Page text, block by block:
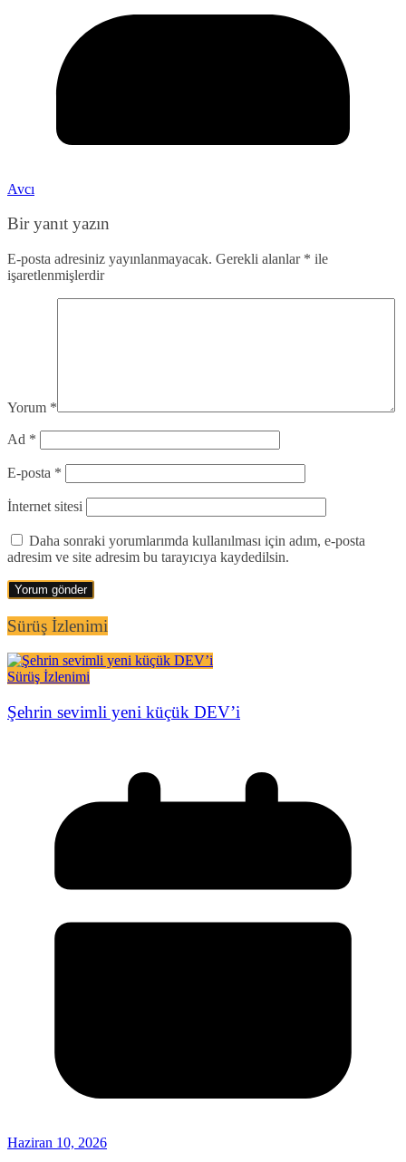
Avcı
Bir yanıt yazın
E-posta adresiniz yayınlanmayacak. Gerekli alanlar * ile
işaretlenmişlerdir
Yorum *
Ad *
E-posta *
İnternet sitesi
Daha sonraki yorumlarımda kullanılması için adım, e-posta
adresim ve site adresim bu tarayıcıya kaydedilsin.
Sürüş İzlenimi
Sürüş İzlenimi
Şehrin sevimli yeni küçük DEV’i
Haziran 10, 2026